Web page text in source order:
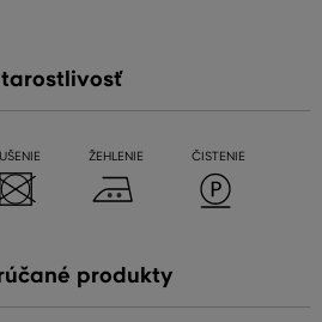
ŽEHLENIE ČISTENIE
produkty